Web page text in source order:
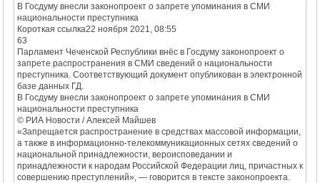
В Госдуму внесли законопроект о запрете упоминания в СМИ
национальности преступника
Короткая ссылка22 ноября 2021, 08:55
63
Парламент Чеченской Республики внёс в Госдуму законопроект о
запрете распространения в СМИ сведений о национальности
преступника. Соответствующий документ опубликован в электронной
базе данных ГД.
В Госдуму внесли законопроект о запрете упоминания в СМИ
национальности преступника
© РИА Новости / Алексей Майшев
«Запрещается распространение в средствах массовой информации,
а также в информационно-телекоммуникационных сетях сведений о
национальной принадлежности, вероисповедании и
принадлежности к народам Российской Федерации лиц, причастных к
совершению преступлений», — говорится в тексте законопроекта.